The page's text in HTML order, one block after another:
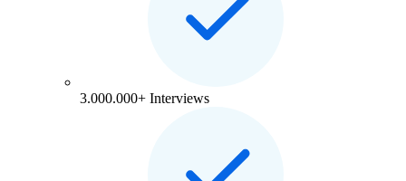
3.000.000+ Interviews